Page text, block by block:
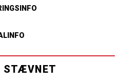
STÆVNET